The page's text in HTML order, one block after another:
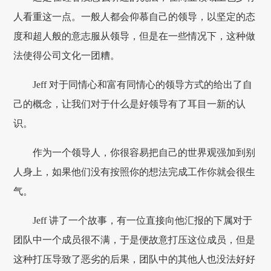
人看重这一点。一般人都会仰慕自己的领导，以坚定的态
度和超人般的意志服从领导，但是在一些情况下，这种做
法使得公司文化一团糟。
Jeff 对于同情心和富有同情心的领导方式的给出了自
己的概念，让我们对于什么是好领导有了耳目一新的认
识。
作为一个领导人，你很容易把自己的世界观强加到别
人身上，如果他们没有按照你的想法完成工作你就会很生
气。
Jeff 讲了一个故事，有一位直接向他汇报的下属对于
团队中一个成员很不满，于是便故意打压这位成员，但是
这种打压导致了恶劣的后果，团队中的其他人也没法好好